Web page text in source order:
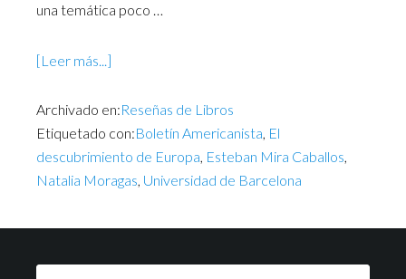
una temática poco …
[Leer más...]
Archivado en:Reseñas de Libros
Etiquetado con:Boletín Americanista, El
descubrimiento de Europa, Esteban Mira Caballos,
Natalia Moragas, Universidad de Barcelona